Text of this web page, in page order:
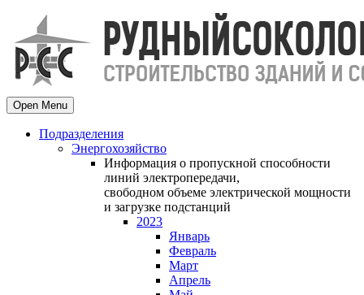
Open Menu
Подразделения
Энергохозяйство
Информация о пропускной способности
линий электропередачи,
свободном объеме электрической мощности
и загрузке подстанций
2023
Январь
Февраль
Март
Апрель